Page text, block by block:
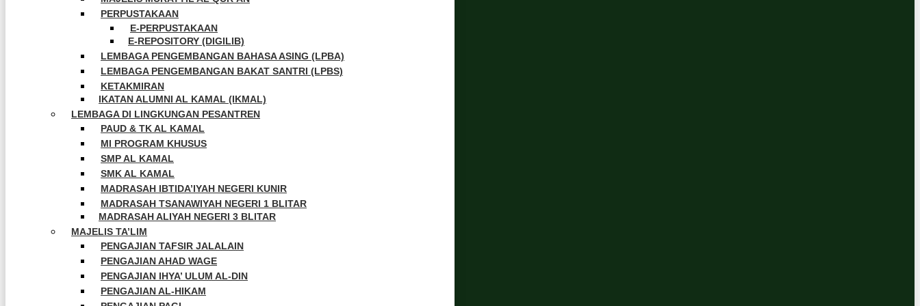
PERPUSTAKAAN
E-PERPUSTAKAAN
E-REPOSITORY (DIGILIB)
LEMBAGA PENGEMBANGAN BAHASA ASING (LPBA)
LEMBAGA PENGEMBANGAN BAKAT SANTRI (LPBS)
KETAKMIRAN
IKATAN ALUMNI AL KAMAL (IKMAL)
LEMBAGA DI LINGKUNGAN PESANTREN
PAUD & TK AL KAMAL
MI PROGRAM KHUSUS
SMP AL KAMAL
SMK AL KAMAL
MADRASAH IBTIDA’IYAH NEGERI KUNIR
MADRASAH TSANAWIYAH NEGERI 1 BLITAR
MADRASAH ALIYAH NEGERI 3 BLITAR
MAJELIS TA’LIM
PENGAJIAN TAFSIR JALALAIN
PENGAJIAN AHAD WAGE
PENGAJIAN IHYA’ ULUM AL-DIN
PENGAJIAN AL-HIKAM